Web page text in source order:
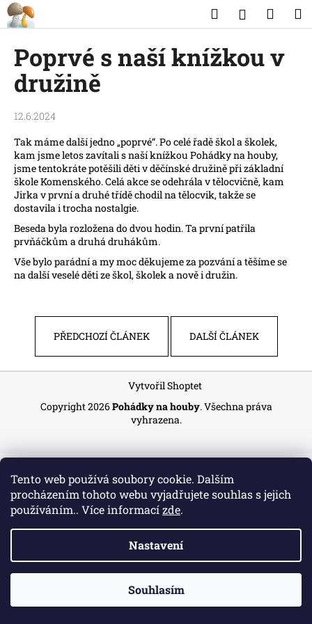
Tento web používá soubory cookie. Dalším
procházením tohoto webu vyjadřujete souhlas s jejich
používáním.. Více informacízde.
Nastavení
Souhlasím
Přejít
na
obsah
HledatPřihlášení
Poprvé s naší knížkou v
družině
12.6.2024
Tak máme další jedno „poprvé“. Po celé řadě škol a školek,
kam jsme letos zavítali s naší knížkou Pohádky na houby,
jsme tentokráte potěšili děti v děčínské družině při základní
škole Komenského. Celá akce se odehrála v tělocvičně, kam
Jirka v první a druhé třídě chodil na tělocvik, takže se
dostavila i trocha nostalgie.
Beseda byla rozložena do dvou hodin. Ta první patřila
prvňáčkům a druhá druhákům.
Vše bylo parádní a my moc děkujeme za pozvání a těšíme se
na další veselé děti ze škol, školek a nově i družin.
PŘEDCHOZÍ ČLÁNEK DALŠÍ ČLÁNEK
K
o
C
o
p
t
ř
e
b
u
j
e
t
í
HLEDAT
Z
t
í
Vytvořil Shoptet
Copyright 2026Pohádky na houby. Všechna práva
vyhrazena.